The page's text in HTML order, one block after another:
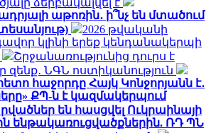
աթոռին․ ի՞նչ են մտածում
2026 թվականի
կլինի երեք կենդանակերպի
Շրջանառությունից դուրս է
զենք․ ՆԳՆ ոստիկանություն
հաջորդը Հայկ Կոնջորյանն է․
ՔՊ-ն է կազմակերպում
են հասցվել Ուկրաինայի
ենթակառուցվածքներին. ՌԴ ՊՆ